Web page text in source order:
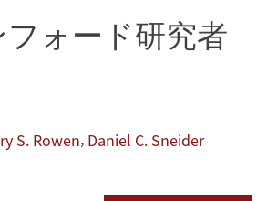
ォード研究者
S. Rowen, Daniel C. Sneider